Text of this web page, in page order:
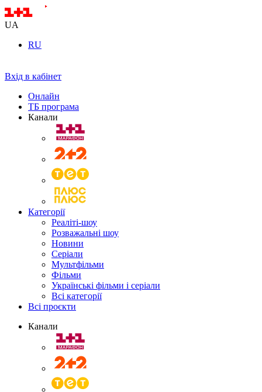
UA
RU
Вхід в кабінет
Онлайн
ТБ програма
Канали
Категорії
Реаліті-шоу
Розважальні шоу
Новини
Серіали
Мультфільми
Фільми
Українські фільми і серіали
Всі категорії
Всі проєкти
Канали